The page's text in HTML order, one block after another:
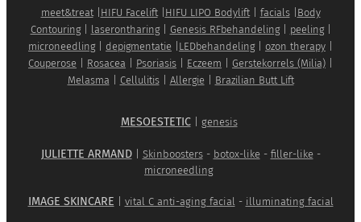
meet&treat| HIFU Facelift| HIFU LIPO Bodylift| facials| Body
Contouring| laserontharing| Genesis RFbehandeling| peeling|
microneedling| depigmentatie LEDbehandeling| ozon therapy
Couperose
Rosacea Psoriasis Eczeem Gerstekorrels (Milia)
Melasma
Cellulitis| Allergie Brazilian Butt Lift
MESOESTETIC| genesis
JULIETTE ARMAND| Skinboosters- botox-like- filler-like-
microneedling
IMAGE SKINCARE vital C anti-aging facial - illuminating facial